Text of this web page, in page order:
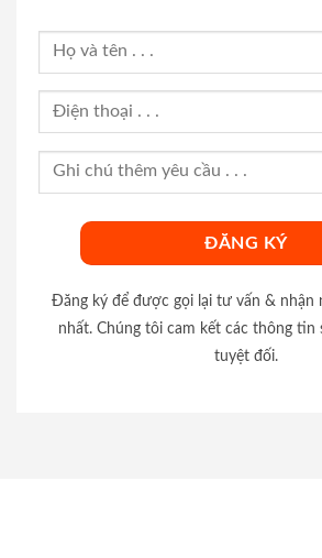
Đăng ký để được gọi lại tư vấn & nhận
nhất. Chúng tôi cam kết các thông tin
tuyệt đối.